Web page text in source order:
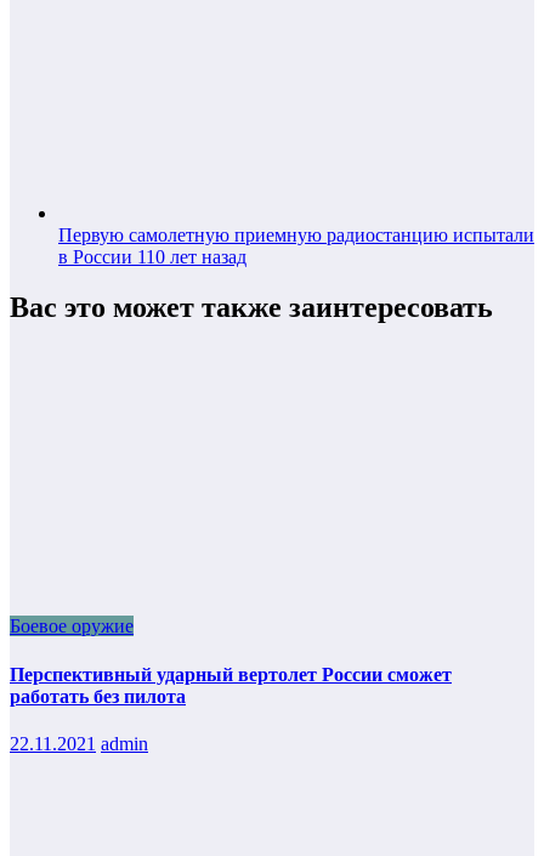
Первую самолетную приемную радиостанцию испытали
в России 110 лет назад
Вас это может также заинтересовать
Боевое оружие
Перспективный ударный вертолет России сможет
работать без пилота
22.11.2021 admin